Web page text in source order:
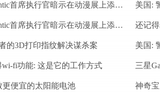
神奇宝贝GO: Niantic首席执行官暗示在动漫展上添加新的神奇宝贝 美国:
神奇宝贝GO: Niantic首席执行官暗示在动漫展上添加新的神奇宝贝 还记
的3D打印指纹解决谋杀案 美国:
wi-fi功能: 这是它的工作方式 三星
便宜的太阳能电池